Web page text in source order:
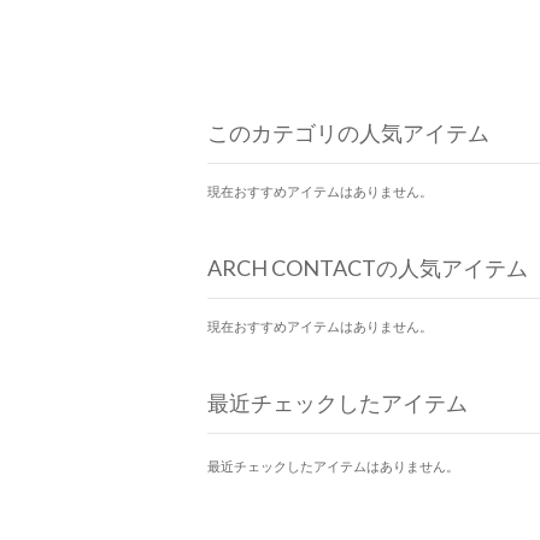
このカテゴリの人気アイテム
現在おすすめアイテムはありません。
ARCH CONTACTの人気アイテム
現在おすすめアイテムはありません。
最近チェックしたアイテム
最近チェックしたアイテムはありません。